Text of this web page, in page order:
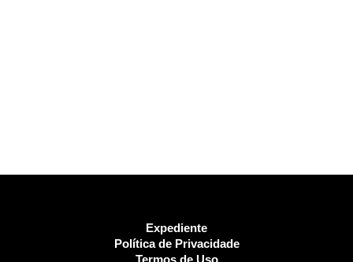
Expediente
Política de Privacidade